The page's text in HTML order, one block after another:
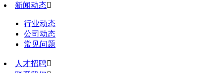
新闻动态
行业动态
公司动态
常见问题
人才招聘